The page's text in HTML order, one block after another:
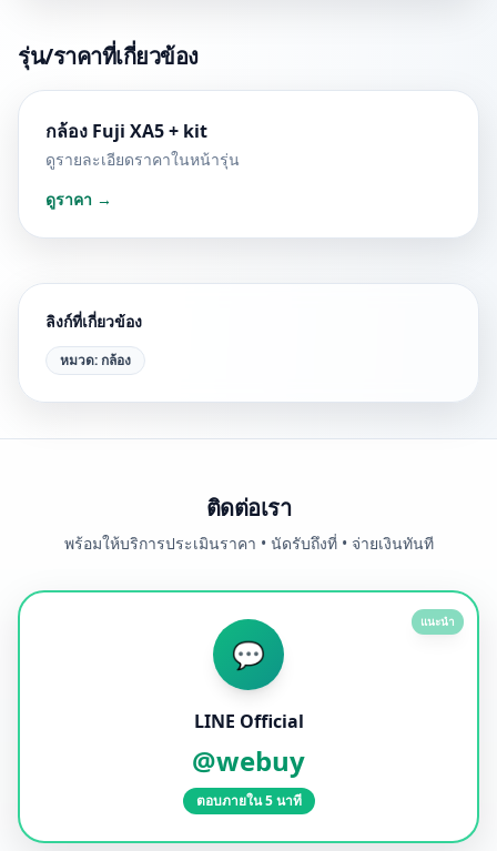
รุ่น/ราคาที่เกี่ยวข้อง
กล้อง Fuji XA5 + kit
ดูรายละเอียดราคาในหน้ารุ่น
ดูราคา →
ลิงก์ที่เกี่ยวข้อง
หมวด:กล้อง
ติดต่อเรา
พร้อมให้บริการประเมินราคา • นัดรับถึงที่ • จ่ายเงินทันที
แนะนำ
💬
LINE Official
@webuy
ตอบภายใน 5 นาที